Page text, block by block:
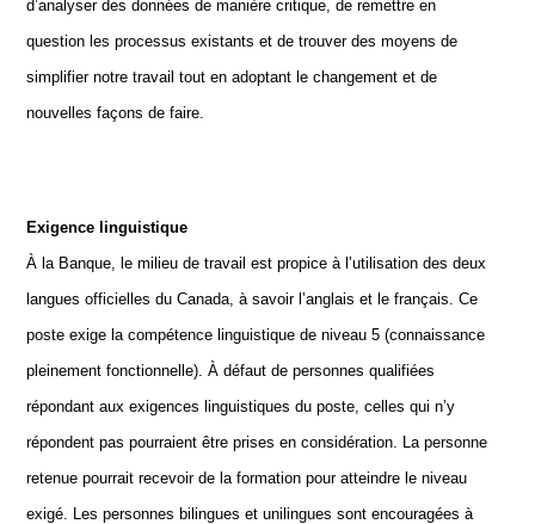
d’analyser des données de manière critique, de remettre en
question les processus existants et de trouver des moyens de
simplifier notre travail tout en adoptant le changement et de
nouvelles façons de faire.
Exigence linguistique
À la Banque, le milieu de travail est propice à l’utilisation des deux
langues officielles du Canada, à savoir l’anglais et le français. Ce
poste exige la compétence linguistique de niveau 5 (connaissance
pleinement fonctionnelle). À défaut de personnes qualifiées
répondant aux exigences linguistiques du poste, celles qui n’y
répondent pas pourraient être prises en considération. La personne
retenue pourrait recevoir de la formation pour atteindre le niveau
exigé. Les personnes bilingues et unilingues sont encouragées à